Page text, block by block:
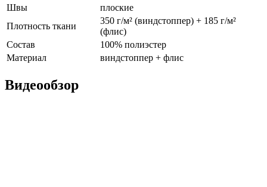
Швы
плоские
Плотность ткани
350 г/м² (виндстоппер) + 185 г/м²
(флис)
Состав
100% полиэстер
Материал
виндстоппер + флис
Видеообзор